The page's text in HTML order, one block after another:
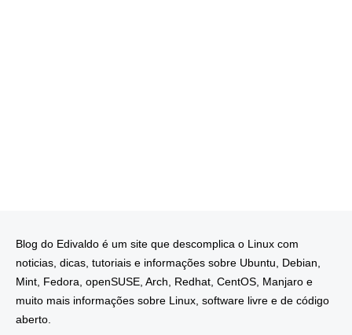
Blog do Edivaldo é um site que descomplica o Linux com
noticias, dicas, tutoriais e informações sobre Ubuntu, Debian,
Mint, Fedora, openSUSE, Arch, Redhat, CentOS, Manjaro e
muito mais informações sobre Linux, software livre e de código
aberto.